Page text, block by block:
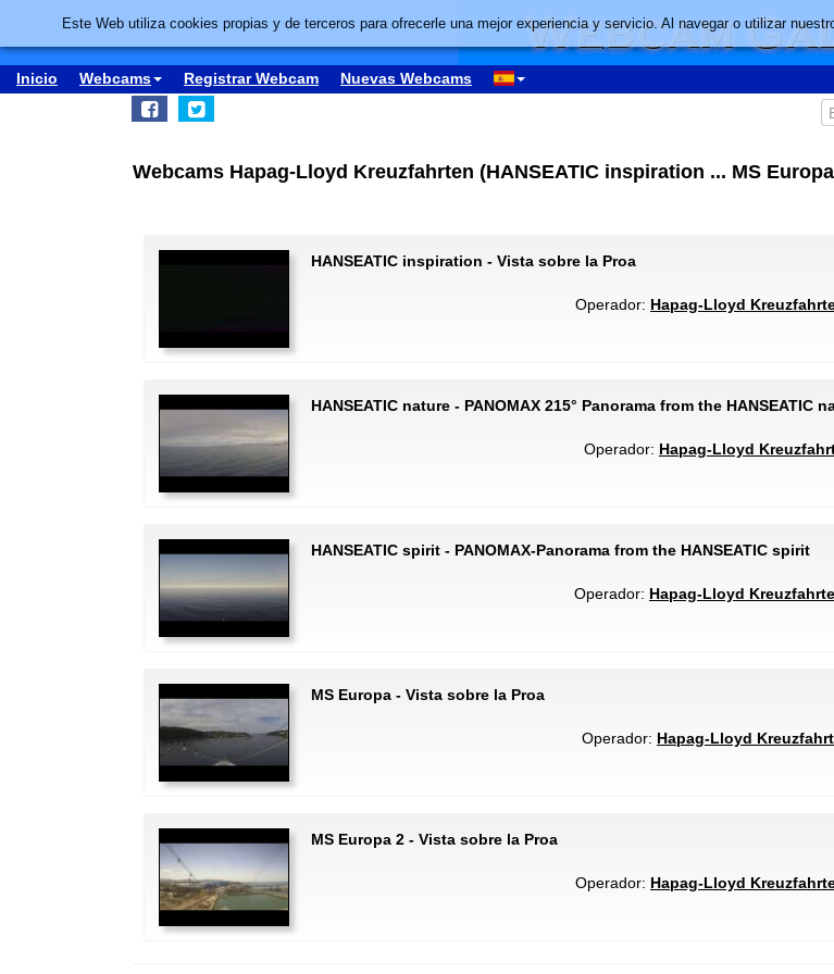
Inicio Webcams Registrar Webcam Nuevas Webcams
Webcams Hapag-Lloyd Kreuzfahrten (HANSEATIC inspiration ... MS
HANSEATIC inspiration - Vista sobre la Proa
Operador: Hapag-Lloyd
HANSEATIC nature - PANOMAX 215° Panorama from the HANSEATIC
Operador: Hapag-Lloyd
HANSEATIC spirit - PANOMAX-Panorama from the HANSEATIC spirit
Operador: Hapag-Lloyd
MS Europa - Vista sobre la Proa
Operador: Hapag-Lloyd
MS Europa 2 - Vista sobre la Proa
Operador: Hapag-Lloyd
Este Web utiliza cookies propias y de terceros para ofrecerle una mejor experiencia y servicio. Al navegar o utilizar